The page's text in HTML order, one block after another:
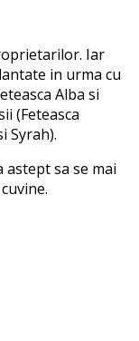
Iar
in urma cu
Alba si
(Feteasca
Syrah).
sa se mai